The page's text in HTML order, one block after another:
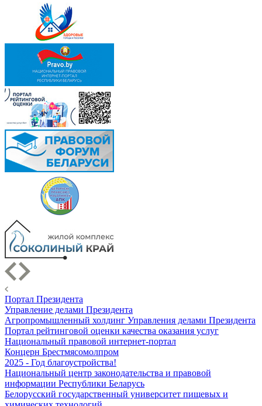
Портал Президента
Управление делами Президента
Агропромышленный холдинг Управления делами Президента
Портал рейтинговой оценки качества оказания услуг
Национальный правовой интернет-портал
Концерн Брестмясомолпром
2025 - Год благоустройства!
Национальный центр законодательства и правовой
информации Республики Беларусь
Белорусский государственный университет пищевых и